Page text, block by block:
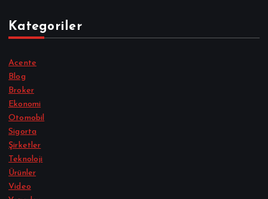
Kategoriler
Acente
Blog
Broker
Ekonomi
Otomobil
Sigorta
Şirketler
Teknoloji
Ürünler
Video